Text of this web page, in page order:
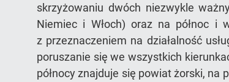
skrzyżowaniu dwóch niezwykle
Niemiec i Włoch) oraz na północ i
z przeznaczeniem na działalność
poruszanie się we wszystkich
północy znajduje się powiat żorski, na